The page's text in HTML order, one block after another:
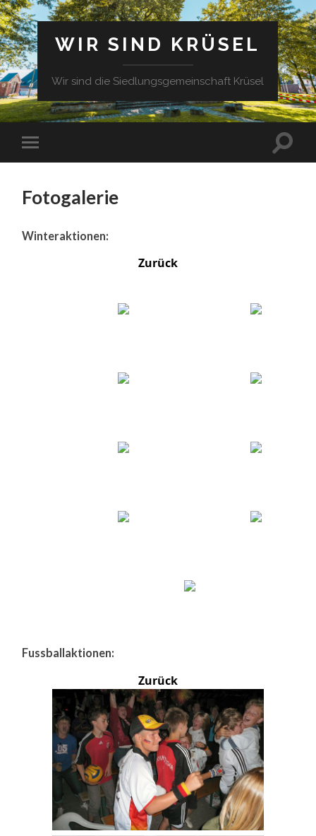
WIR SIND KRÜSEL
Wir sind die Siedlungsgemeinschaft Krüsel
Fotogalerie
Winteraktionen:
Zurück
Fussballaktionen:
Zurück